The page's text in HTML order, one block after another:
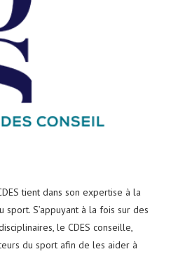
tient dans son expertise à la
S’appuyant à la fois sur des
le CDES conseille,
du sport afin de les aider à